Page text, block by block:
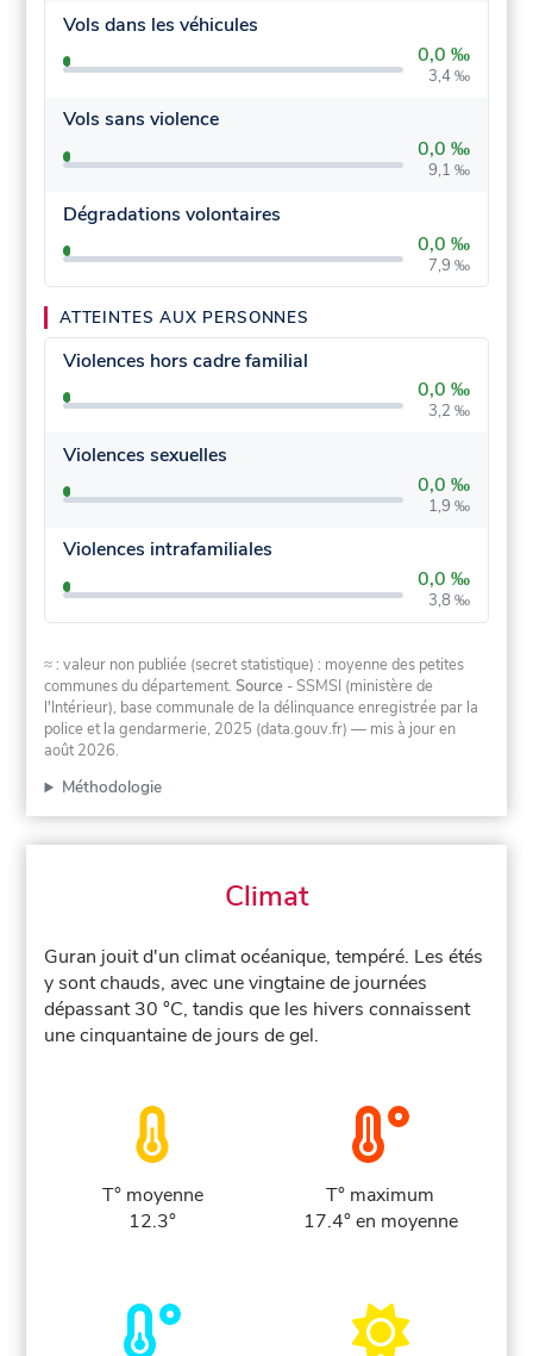
Vols dans les véhicules
0,0 ‰
3,4 ‰
Vols sans violence
0,0 ‰
9,1 ‰
Dégradations volontaires
0,0 ‰
7,9 ‰
ATTEINTES AUX PERSONNES
Violences hors cadre familial
0,0 ‰
3,2 ‰
Violences sexuelles
0,0 ‰
1,9 ‰
Violences intrafamiliales
0,0 ‰
3,8 ‰
≈ : valeur non publiée (secret statistique) : moyenne des petites
communes du département.Source - SSMSI (ministère de
l'Intérieur), base communale de la délinquance enregistrée par la
police et la gendarmerie, 2025 (data.gouv.fr) — mis à jour en
août 2026.
Méthodologie
Climat
Guran jouit d'un climat océanique, tempéré. Les étés
y sont chauds, avec une vingtaine de journées
dépassant 30 °C, tandis que les hivers connaissent
une cinquantaine de jours de gel.
T° moyenne
12.3°
T° maximum
17.4° en moyenne